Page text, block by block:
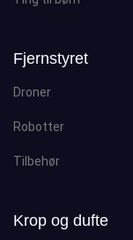
Fjernstyret
Droner
Robotter
Tilbehør
Krop og dufte